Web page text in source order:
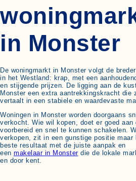
in Monster
De woningmarkt in Monster volgt de
in het Westland: krap, met een
en stijgende prijzen. De ligging aan de
Monster een extra aantrekkingskracht die
vertaalt in een stabiele en waardevaste
Woningen in Monster worden doorgaans
verkocht. Wie wil kopen, doet er goed aan
voorbereid en snel te kunnen schakelen.
verkopen, zit in een gunstige positie maar
beste resultaat met de juiste aanpak en
een makelaar in Monsterdie de lokale
en door kent.